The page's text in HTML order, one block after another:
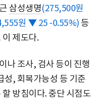
삼성생명(275,500원
원 ▼ 25 -0.55%) 등
제도다.
나 조사, 검사 등이 진행
성, 회복가능성 등 기준
방침이다. 중단 시점도